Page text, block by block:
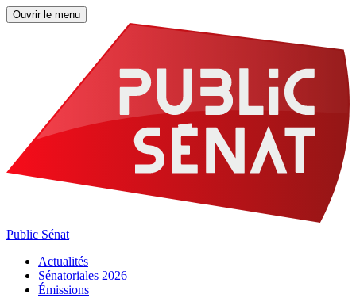
Ouvrir le menu
Public Sénat
Actualités
Sénatoriales 2026
Émissions